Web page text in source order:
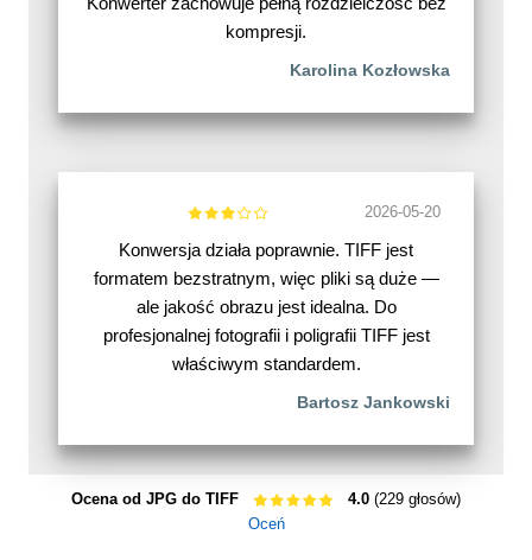
kompresji.
Karolina Kozłowska
2026-05-20
Konwersja działa poprawnie. TIFF jest
formatem bezstratnym, więc pliki są duże —
ale jakość obrazu jest idealna. Do
profesjonalnej fotografii i poligrafii TIFF jest
właściwym standardem.
Bartosz Jankowski
Ocena od JPG do TIFF 4.0 (229 głosów)
Oceń